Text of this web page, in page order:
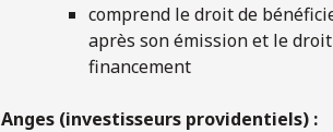
comprend le droit de
après son émission et le
financement
Anges (investisseurs providentiels) :